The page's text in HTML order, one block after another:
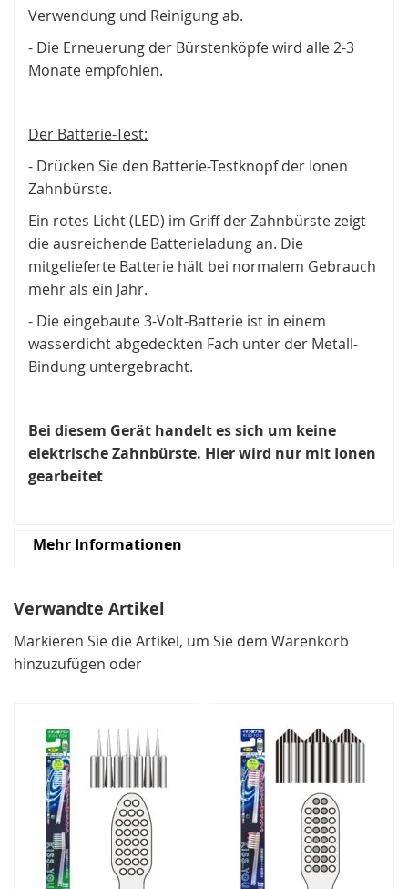
Verwendung und Reinigung ab.
- Die Erneuerung der Bürstenköpfe wird alle 2-3
Monate empfohlen.
Der Batterie-Test:
- Drücken Sie den Batterie-Testknopf der Ionen
Zahnbürste.
Ein rotes Licht (LED) im Griff der Zahnbürste zeigt
die ausreichende Batterieladung an. Die
mitgelieferte Batterie hält bei normalem Gebrauch
mehr als ein Jahr.
- Die eingebaute 3-Volt-Batterie ist in einem
wasserdicht abgedeckten Fach unter der Metall-
Bindung untergebracht.
Bei diesem Gerät handelt es sich um keine
elektrische Zahnbürste. Hier wird nur mit Ionen
gearbeitet
Mehr Informationen
Verwandte Artikel
Markieren Sie die Artikel, um Sie dem Warenkorb
hinzuzufügen oder